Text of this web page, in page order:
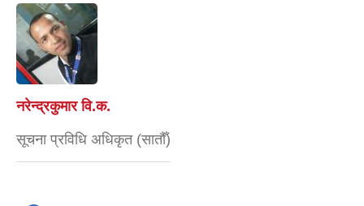
नरेन्द्रकुमार वि.क.
सूचना प्रविधि अधिकृत (सातौँ)